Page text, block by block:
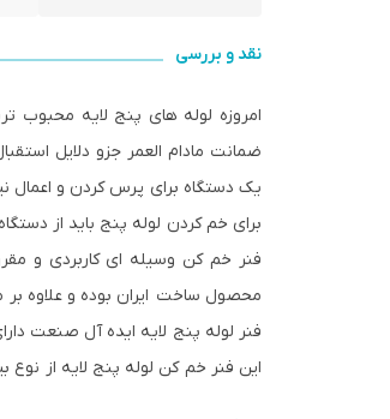
نقد و بررسی
امروزه لوله های پنج لایه محبوب
ضمانت مادام العمر جزو دلایل
یک دستگاه برای پرس کردن و اعمال
برای خم کردن لوله پنج باید از
محصول ساخت ایران بوده و علاوه بر
فنر لوله پنج لایه ایده آل صنعت دارای آبکاری ویژه میباشد و طول آن
این فنر خم کن لوله پنج لایه از نوع